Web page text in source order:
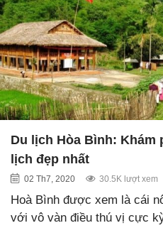
Du lịch Hòa Bình: Khám
lịch đẹp nhất
02 Th7, 2020 30.5K lượt xem
Hoà Bình được xem là cái
với vô vàn điều thú vị cực